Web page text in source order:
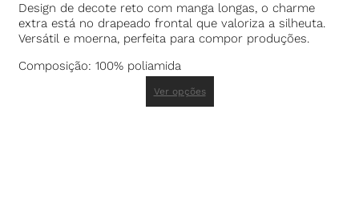
Design de decote reto com manga longas, o charme
extra está no drapeado frontal que valoriza a silheuta.
Versátil e moerna, perfeita para compor produções.
Composição: 100% poliamida
Ver opções